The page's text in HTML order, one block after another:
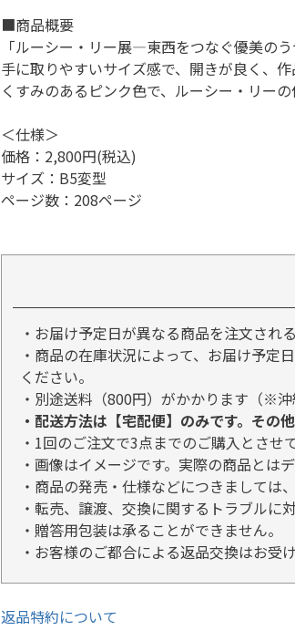
■商品概要
「ルーシー・リー展―東西をつなぐ優美の
手に取りやすいサイズ感で、開きが良く、作
くすみのあるピンク色で、ルーシー・リー
＜仕様＞
価格：2,800円(税込)
サイズ：B5変型
ページ数：208ページ
・お届け予定日が異なる商品を注文され
・商品の在庫状況によって、お届け予定
ください。
・別途送料（800円）がかかります（※沖
・配送方法は【宅配便】のみです。その
・1回のご注文で3点までのご購入とさせ
・画像はイメージです。実際の商品とは
・商品の発売・仕様などにつきましては
・転売、譲渡、交換に関するトラブルに
・贈答用包装は承ることができません。
・お客様のご都合による返品交換はお受
返品特約について